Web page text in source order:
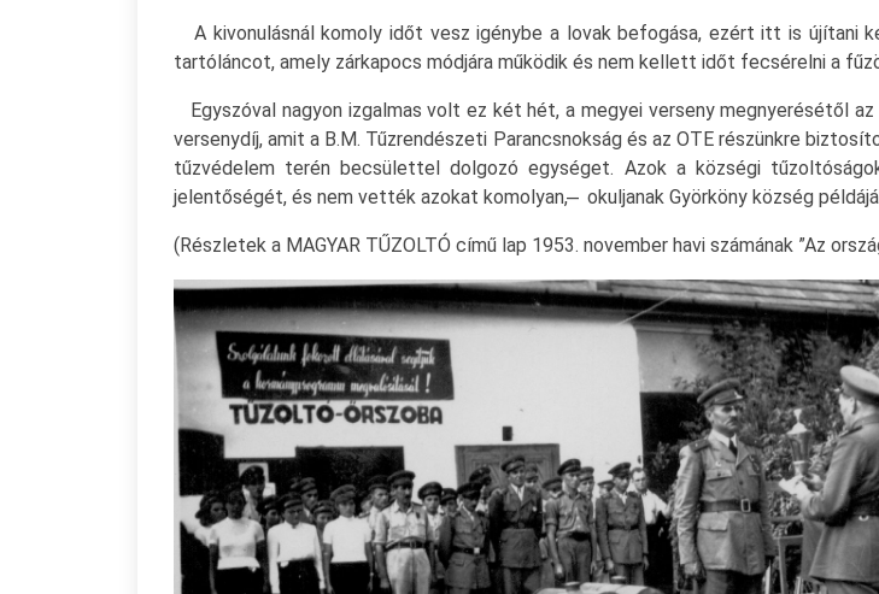
A kivonulásnál komoly időt vesz igénybe a lovak befogása, ezért itt is újítani
tartóláncot, amely zárkapocs módjára működik és nem kellett időt fecsérelni a
Egyszóval nagyon izgalmas volt ez két hét, a megyei verseny megnyerésétől
versenydíj, amit a B.M. Tűzrendészeti Parancsnokság és az OTE részünkre
tűzvédelem terén becsülettel dolgozó egységet. Azok a községi
jelentőségét, és nem vették azokat komolyan, ̶ okuljanak Györköny község
(Részletek a MAGYAR TŰZOLTÓ című lap 1953. november havi számának ”Az